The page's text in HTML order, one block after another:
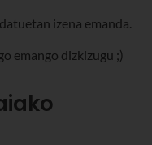
izena emanda.
emango dizkizugu ;)